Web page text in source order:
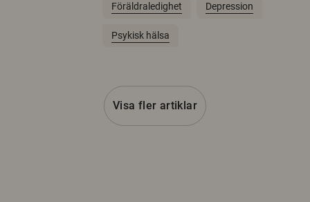
Föräldraledighet Depression
Psykisk hälsa
Visa fler artiklar